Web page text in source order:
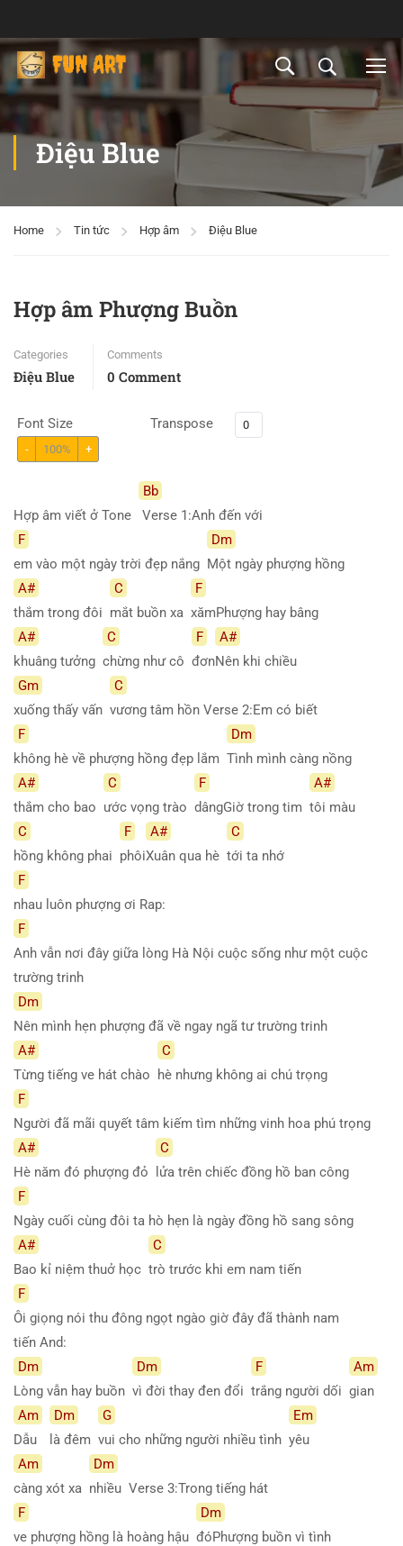
Điệu Blue
Home Tin tức Hợp âm Điệu Blue
Hợp âm Phượng Buồn
Categories
Điệu Blue
Comments
0 Comment
Font Size
- 100% +
Transpose
Hợp âm viết ở Tone
Bb
Verse 1:Anh đến với
F
em vào một ngày trời đẹp nắng
Dm
Một ngày phượng hồng
A#
thắm trong đôi
C
mắt buồn xa
F
xămPhượng hay bâng
A#
khuâng tưởng
C
chừng như cô
F
đơn
A#
Nên khi chiều
Gm
xuống thấy vấn
C
vương tâm hồn Verse 2:Em có biết
F
không hè về phượng hồng đẹp lắm
Dm
Tình mình càng nồng
A#
thắm cho bao
C
ước vọng trào
F
dângGiờ trong tim
A#
tôi màu
C
hồng không phai
F
phôi
A#
Xuân qua hè
C
tới ta nhớ
F
nhau luôn phượng ơi Rap:
F
Anh vẫn nơi đây giữa lòng Hà Nội cuộc sống như một cuộc
trường trinh
Dm
Nên mình hẹn phượng đã về ngay ngã tư trường trinh
A#
Từng tiếng ve hát chào
C
hè nhưng không ai chú trọng
F
Người đã mãi quyết tâm kiếm tìm những vinh hoa phú trọng
A#
Hè năm đó phượng đỏ
C
lửa trên chiếc đồng hồ ban công
F
Ngày cuối cùng đôi ta hò hẹn là ngày đồng hồ sang sông
A#
Bao kỉ niệm thuở học
C
trò trước khi em nam tiến
F
Ôi giọng nói thu đông ngọt ngào giờ đây đã thành nam
tiến And:
Dm
Lòng vẫn hay buồn
Dm
vì đời thay đen đổi
F
trắng người dối
Am
gian
Am
Dẫu
Dm
là đêm
G
vui cho những người nhiều tình
Em
yêu
Am
càng xót xa
Dm
nhiều Verse 3:Trong tiếng hát
F
ve phượng hồng là hoàng hậu
Dm
đóPhượng buồn vì tình